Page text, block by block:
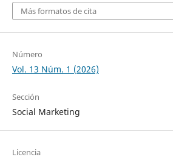
Más formatos de cita
Número
Vol. 13 Núm. 1 (2026)
Sección
Social Marketing
Licencia